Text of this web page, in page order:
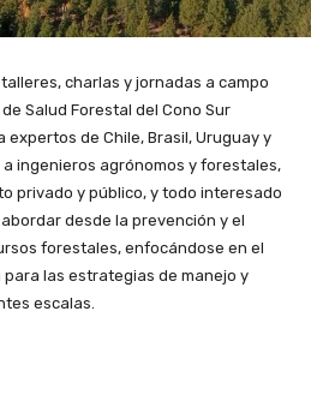
charlas y jornadas a campo
Salud Forestal del Cono Sur
expertos de Chile, Brasil, Uruguay y
ingenieros agrónomos y forestales,
privado y público, y todo interesado
desde la prevención y el
forestales, enfocándose en el
las estrategias de manejo y
escalas.